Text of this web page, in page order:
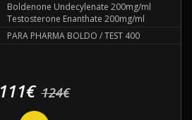
Boldenone Undecylenate 200mg/ml
Testosterone Enanthate 200mg/ml
PARA PHARMA BOLDO / TEST 400
111€ 124€